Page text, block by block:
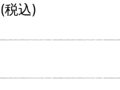
(税込)